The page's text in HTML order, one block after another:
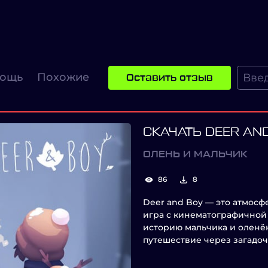
Похожие Оставить отзыв
СКАЧАТЬ DEER
ОЛЕНЬ И МАЛЬЧИК
86 8
Deer and Boy — это
игра с
историю мальчика и
путешествие через